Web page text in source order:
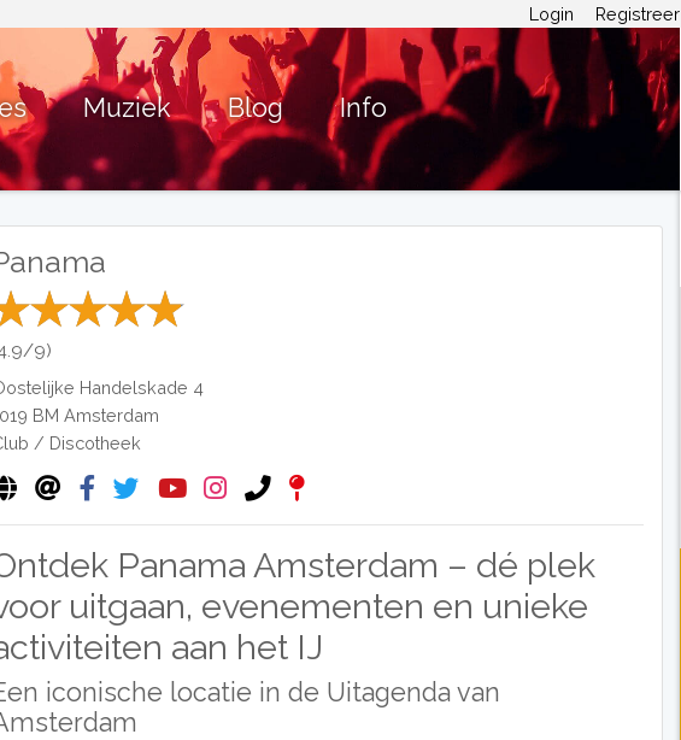
Login Registreer
Muziek Blog Info
9)
Handelskade 4
BMAmsterdam
/ Discotheek
Panama Amsterdam – dé plek
uitgaan, evenementen en unieke
aan het IJ
iconische locatie in de Uitagenda van